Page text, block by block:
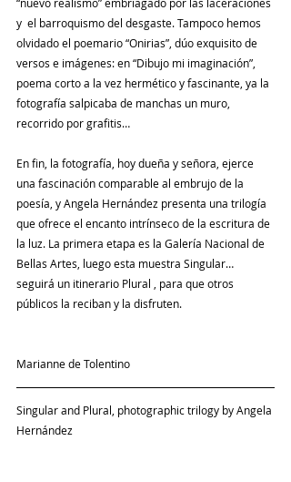
y  el barroquismo del desgaste. Tampoco hemos
olvidado el poemario “Onirias”, dúo exquisito de
versos e imágenes: en “Dibujo mi imaginación”,
poema corto a la vez hermético y fascinante, ya la
fotografía salpicaba de manchas un muro,
recorrido por grafitis…
En fin, la fotografía, hoy dueña y señora, ejerce
una fascinación comparable al embrujo de la
poesía, y Angela Hernández presenta una trilogía
que ofrece el encanto intrínseco de la escritura de
la luz. La primera etapa es la Galería Nacional de
Bellas Artes, luego esta muestra Singular…
seguirá un itinerario Plural , para que otros
públicos la reciban y la disfruten.
Marianne de Tolentino
Singular and Plural, photographic trilogy by Angela
Hernández